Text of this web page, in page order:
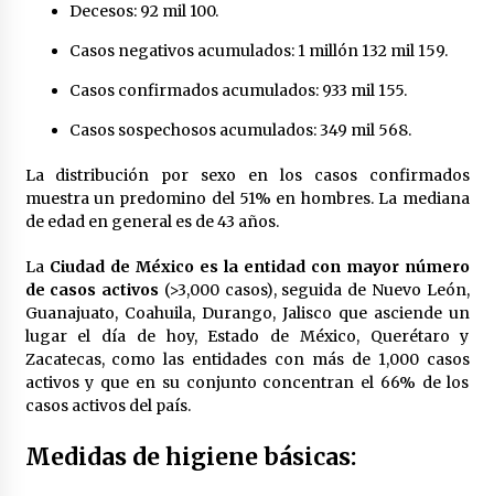
CNTE anuncia paso gratuito en peajes de CDMX
2 meses atrás
las Mujeres, anuncia Sheinbaum
Sheinbaum descarta reunión entre CNTE y
Segob: «ya dimos nuestras propuestas»
Zar antidrogas de EE.UU.: “vamos por los
políticos mexicanos que protegen al narco”
2 meses atrás
Trump anuncia acuerdo con Irán y el fin de
2 meses atrás
Decesos: 92 mil 100.
Casos negativos acumulados: 1 millón 132 mil 159.
Casos confirmados acumulados: 933 mil 155.
Casos sospechosos acumulados: 349 mil 568.
La distribución por sexo en los casos confirmados
muestra un predomino del 51% en hombres. La mediana
de edad en general es de 43 años.
La Ciudad de México es la entidad con mayor número
de casos activos (>3,000 casos), seguida de Nuevo León,
Guanajuato, Coahuila, Durango, Jalisco que asciende un
lugar el día de hoy, Estado de México, Querétaro y
Zacatecas, como las entidades con más de 1,000 casos
activos y que en su conjunto concentran el 66% de los
casos activos del país.
Medidas de higiene básicas: